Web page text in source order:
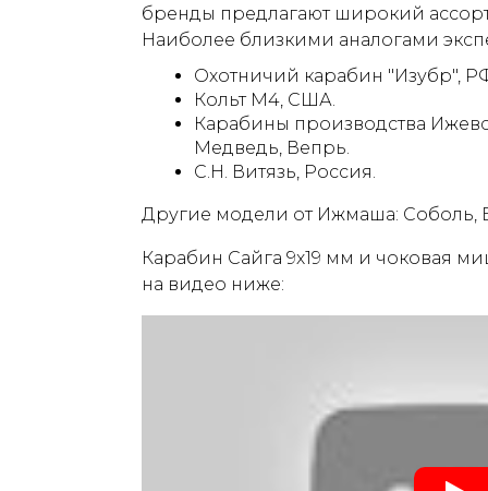
бренды предлагают широкий
Наиболее близкими аналогами
Охотничий карабин "Изубр",
Кольт М4, США.
Карабины производства
Медведь, Вепрь.
С.Н. Витязь, Россия.
Другие модели от Ижмаша: Соболь,
Карабин Сайга 9х19 мм и чоковая
на видео ниже: